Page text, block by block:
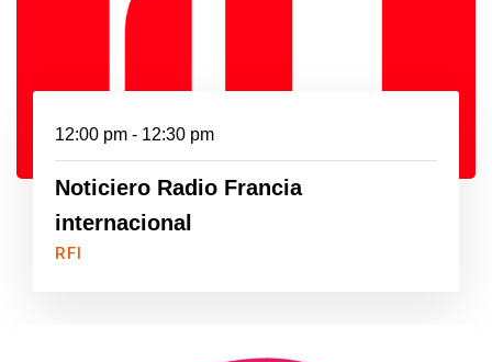
12:00 pm - 12:30 pm
Noticiero Radio Francia
internacional
RFI